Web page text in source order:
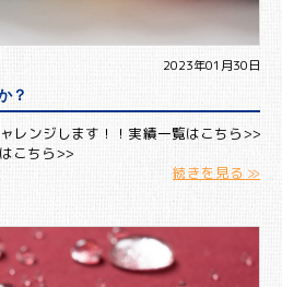
2023年01月30日
？
レンジします！！実績一覧はこちら>>
こちら>>
続きを見る ≫